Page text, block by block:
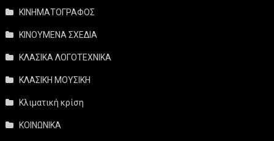
ΚΙΝΗΜΑΤΟΓΡΑΦΟΣ
ΚΙΝΟΥΜΕΝΑ ΣΧΕΔΙΑ
ΚΛΑΣΙΚΑ ΛΟΓΟΤΕΧΝΙΚΑ
ΚΛΑΣΙΚΗ ΜΟΥΣΙΚΗ
Κλιματική κρίση
ΚΟΙΝΩΝΙΚΑ